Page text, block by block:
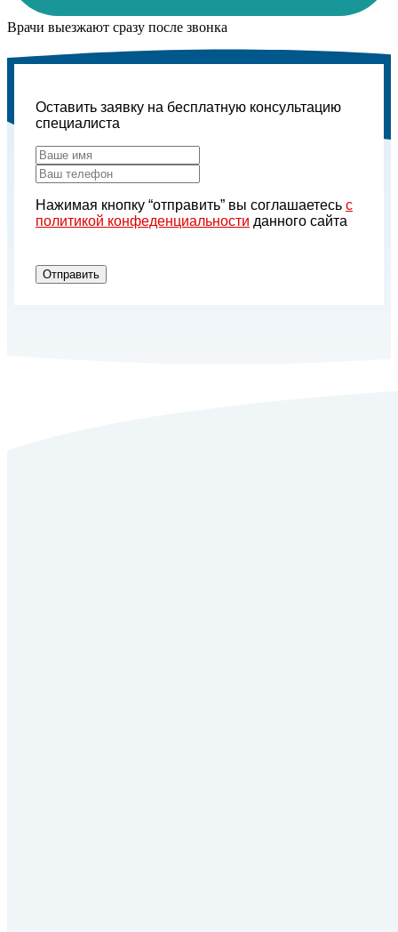
Врачи выезжают сразу после звонка
Оставить заявку на бесплатную консультацию
специалиста
Нажимая кнопку “отправить” вы соглашаетесь с
политикой конфеденциальности данного сайта
Отправить